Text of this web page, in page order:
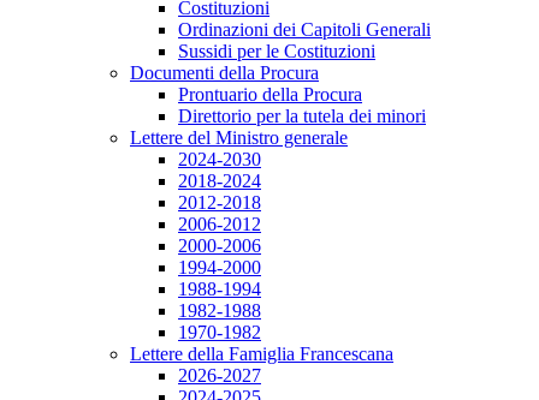
Costituzioni
Ordinazioni dei Capitoli Generali
Sussidi per le Costituzioni
Documenti della Procura
Prontuario della Procura
Direttorio per la tutela dei minori
Lettere del Ministro generale
2024-2030
2018-2024
2012-2018
2006-2012
2000-2006
1994-2000
1988-1994
1982-1988
1970-1982
Lettere della Famiglia Francescana
2026-2027